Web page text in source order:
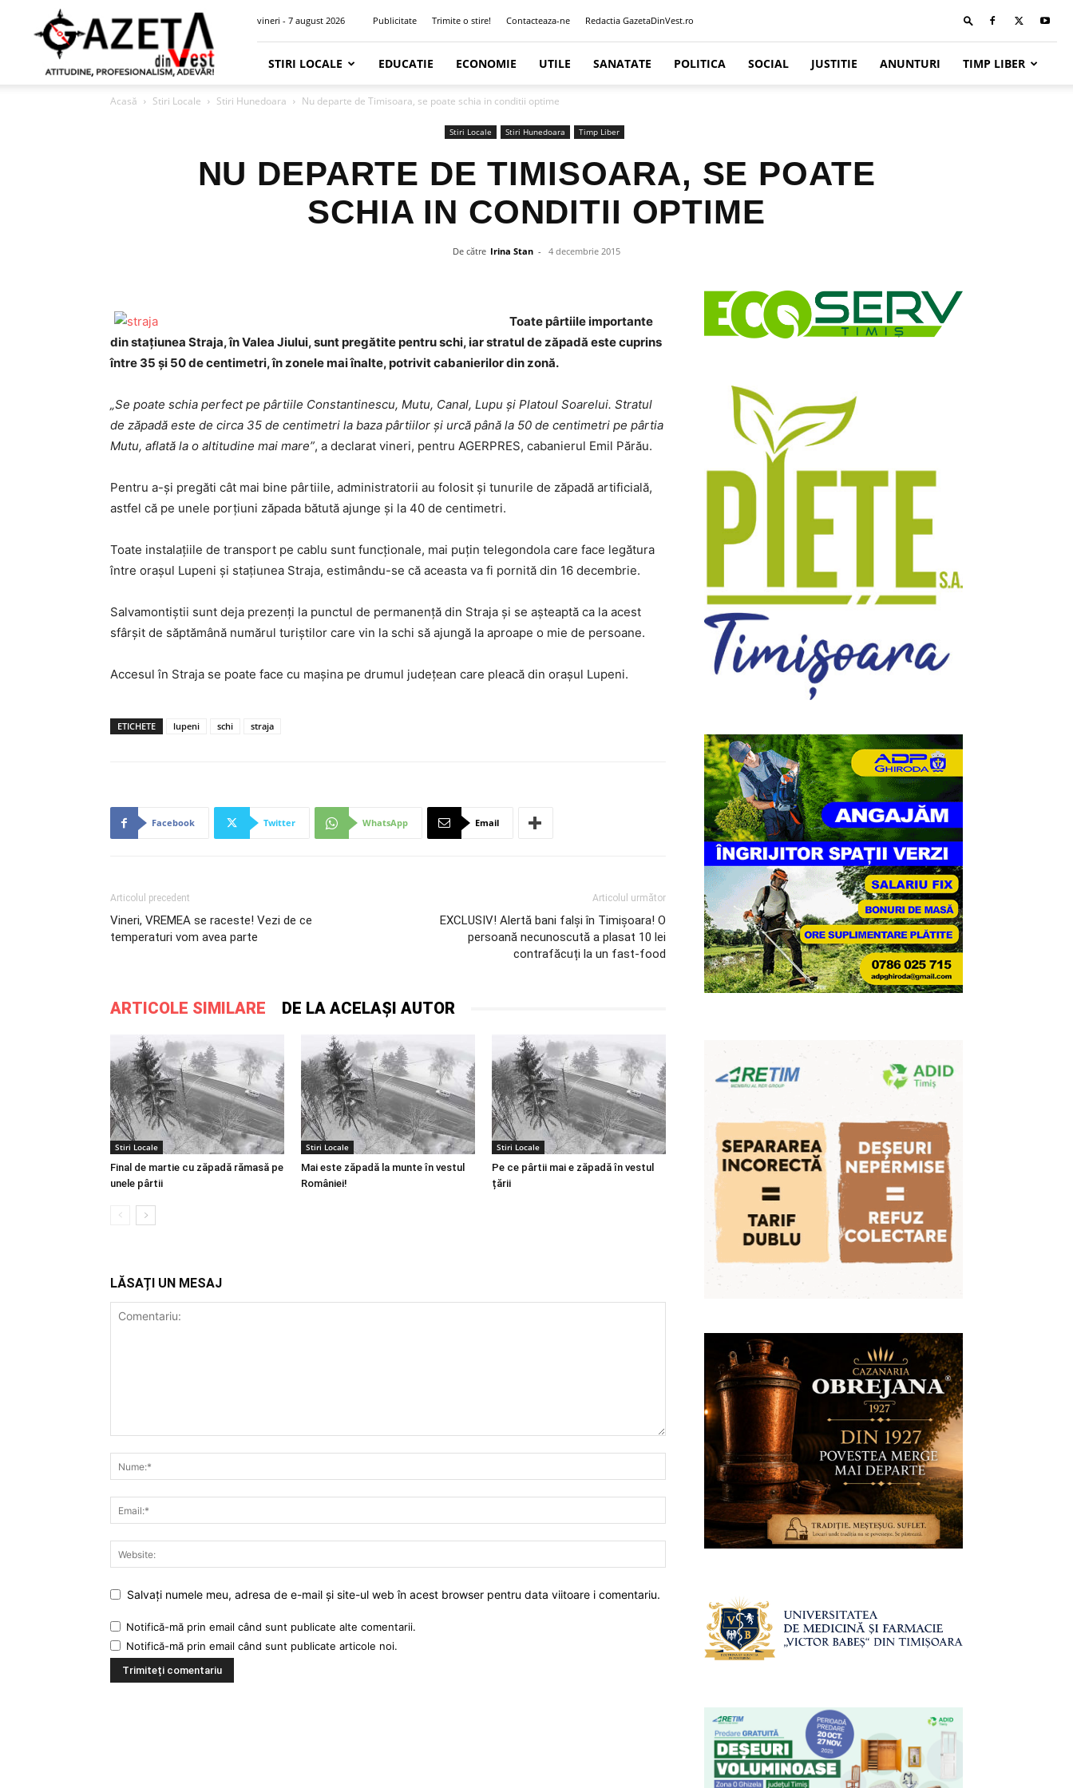
Gazeta
din
Vest
vineri - 7 august 2026 Publicitate Trimite o stire! Contacteaza-ne Redactia GazetaDinVest.ro
STIRI LOCALE EDUCATIE ECONOMIE UTILE SANATATE POLITICA SOCIAL JUSTITIE ANUNTURI TIMP LIBER
Acasă Stiri Locale Stiri Hunedoara Nu departe de Timisoara, se poate schia in conditii optime
Stiri Locale Stiri Hunedoara Timp Liber
NU DEPARTE DE TIMISOARA, SE POATE
SCHIA IN CONDITII OPTIME
De către Irina Stan - 4 decembrie 2015
Toate pârtiile importante
din stațiunea Straja, în Valea Jiului, sunt pregătite pentru schi, iar stratul de zăpadă este cuprins
între 35 și 50 de centimetri, în zonele mai înalte, potrivit cabanierilor din zonă.
„Se poate schia perfect pe pârtiile Constantinescu, Mutu, Canal, Lupu și Platoul Soarelui. Stratul
de zăpadă este de circa 35 de centimetri la baza pârtiilor și urcă până la 50 de centimetri pe pârtia
Mutu, aflată la o altitudine mai mare”, a declarat vineri, pentru AGERPRES, cabanierul Emil Părău.
Pentru a-și pregăti cât mai bine pârtiile, administratorii au folosit și tunurile de zăpadă artificială,
astfel că pe unele porțiuni zăpada bătută ajunge și la 40 de centimetri.
Toate instalațiile de transport pe cablu sunt funcționale, mai puțin telegondola care face legătura
între orașul Lupeni și stațiunea Straja, estimându-se că aceasta va fi pornită din 16 decembrie.
Salvamontiștii sunt deja prezenți la punctul de permanență din Straja și se așteaptă ca la acest
sfârșit de săptămână numărul turiștilor care vin la schi să ajungă la aproape o mie de persoane.
Accesul în Straja se poate face cu mașina pe drumul județean care pleacă din orașul Lupeni.
ETICHETE lupeni schi straja
Facebook Twitter WhatsApp Email
Articolul precedent
Vineri, VREMEA se raceste! Vezi de ce
temperaturi vom avea parte
Articolul următor
EXCLUSIV! Alertă bani falși în Timișoara! O
persoană necunoscută a plasat 10 lei
contrafăcuți la un fast-food
ARTICOLE SIMILARE DE LA ACELAȘI AUTOR
Stiri Locale
Final de martie cu zăpadă rămasă pe
unele pârtii
Stiri Locale
Mai este zăpadă la munte în vestul
României!
Stiri Locale
Pe ce pârtii mai e zăpadă în vestul
țării
LĂSAȚI UN MESAJ
Salvați numele meu, adresa de e-mail și site-ul web în acest browser pentru data viitoare i comentariu.
Notifică-mă prin email când sunt publicate alte comentarii.
Notifică-mă prin email când sunt publicate articole noi.